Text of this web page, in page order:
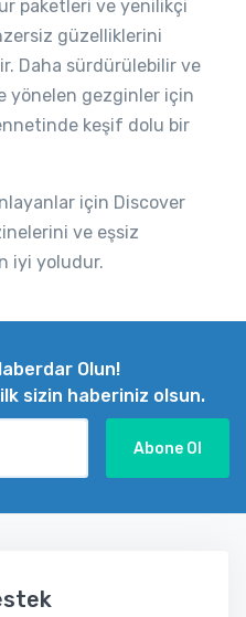
paketleri ve yenilikçi
güzelliklerini
Daha sürdürülebilir ve
yönelen gezginler için
keşif dolu bir
için Discover
ve eşsiz
iyi yoludur.
Olun!
sizin haberiniz olsun.
Abone Ol